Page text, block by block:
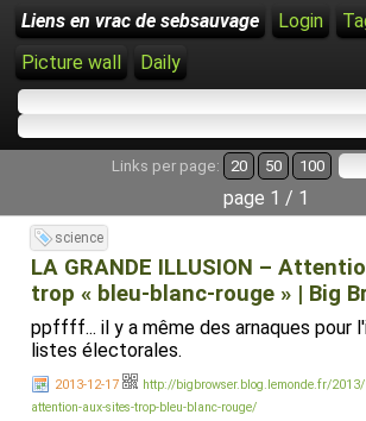
Liens en vrac de sebsauvage Login
Picture wall
Daily
Links per page: 20 50 100
page 1 / 1
science
LA GRANDE ILLUSION –
trop « bleu-blanc-rouge » | Big
ppffff... il y a même des arnaques pour
listes électorales.
2013-12-17
http://bigbrowser.blog.lemonde.fr/
attention-aux-sites-trop-bleu-blanc-rouge/